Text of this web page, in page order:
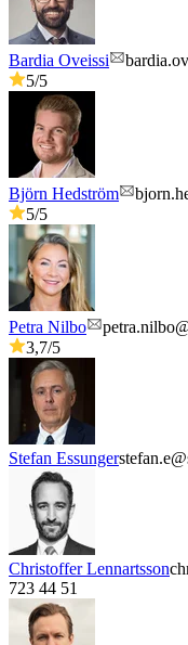
Bardia Oveissi
5/5
Björn Hedström
5/5
Petra Nilbo
3,7/5
Stefan Essunger
Christoffer Lennartsson
723 44 51